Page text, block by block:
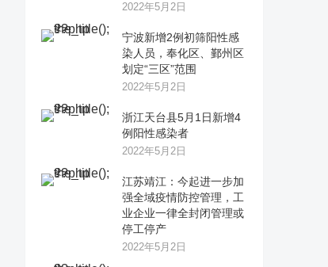
2022年5月2日
宁波新增2例初筛阳性感
染人员，奉化区、鄞州区
划定“三区”范围
2022年5月2日
浙江天台县5月1日新增4
例阳性感染者
2022年5月2日
江苏靖江：今起进一步加
强全域疫情防控管理，工
业企业一律全封闭管理或
停工停产
2022年5月2日